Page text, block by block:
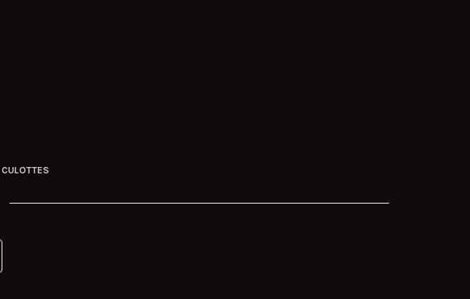
CULOTTES